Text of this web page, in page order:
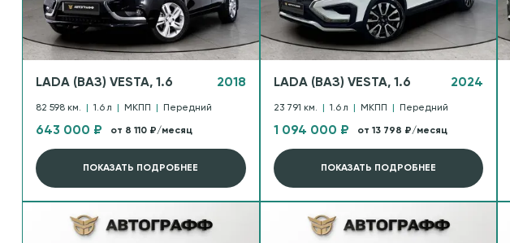
LADA (ВАЗ) VESTA, 1.6 2018
82 598 км. 1.6 л МКПП Передний
643 000 ₽ от 8 110 ₽/месяц
ПОКАЗАТЬ ПОДРОБНЕЕ
LADA (ВАЗ) VESTA, 1.6 2024
23 791 км. 1.6 л МКПП Передний
1 094 000 ₽ от 13 798 ₽/месяц
ПОКАЗАТЬ ПОДРОБНЕЕ